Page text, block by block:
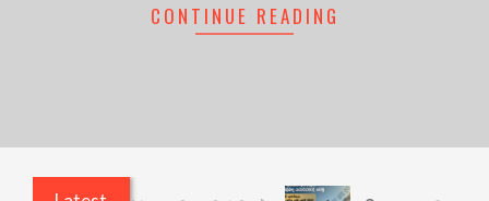
CONTINUE READING